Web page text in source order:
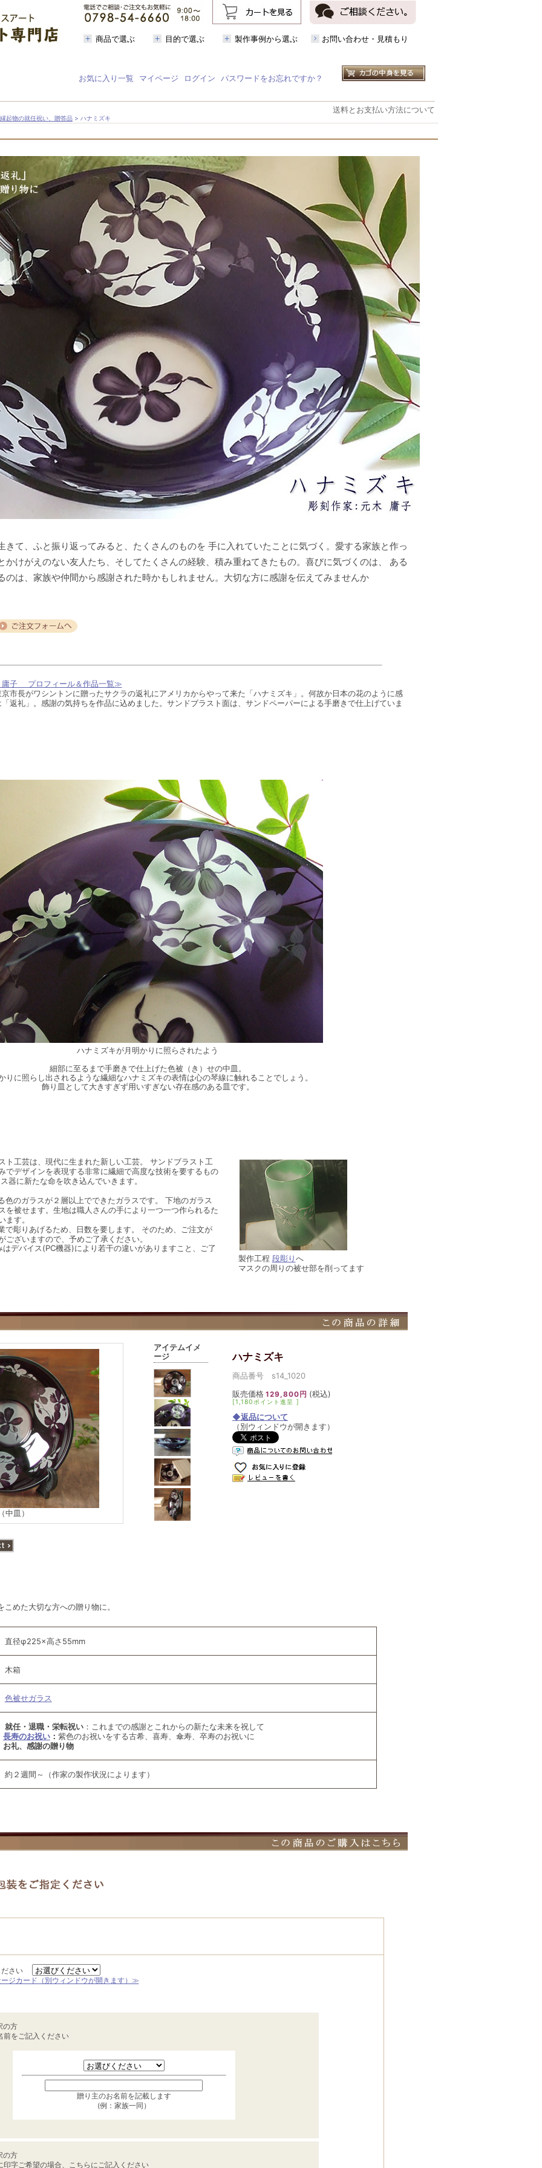
商品で選ぶ 目的で選ぶ 製作事例から選ぶ お問い合わせ・見積もり
お気に入り一覧 マイページ ログイン パスワードをお忘れですか？
送料とお支払い方法について
縁起物の就任祝い、贈答品 > ハナミズキ
きて、ふと振り返ってみると、たくさんのものを 手に入れていたことに気づく。愛する家族と作っ
かけがえのない友人たち、そしてたくさんの経験、積み重ねてきたもの。喜びに気づくのは、 ある
のは、家族や仲間から感謝された時かもしれません。大切な方に感謝を伝えてみませんか
子 プロフィール＆作品一覧≫
市長がワシントンに贈ったサクラの返礼にアメリカからやって来た「ハナミズキ」。何故か日本の花のように感
返礼」。感謝の気持ちを作品に込めました。サンドブラスト面は、サンドペーパーによる手磨きで仕上げていま
ハナミズキが月明かりに照らされたよう
細部に至るまで手磨きで仕上げた色被（き）せの中皿。
りに照らし出されるような繊細なハナミズキの表情は心の琴線に触れることでしょう。
飾り皿として大きすぎず用いすぎない存在感のある皿です。
ト工芸は、現代に生まれた新しい工芸。 サンドブラスト工
でデザインを表現する非常に繊細で高度な技術を要するもの
器に新たな命を吹き込んでいきます。
色のガラスが２層以上でできたガラスです。 下地のガラス
を被せます。生地は職人さんの手により一つ一つ作られるた
す。
彫りあげるため、日数を要します。 そのため、ご注文が
ざいますので、予めご了承ください。
デバイス(PC機器)により若干の違いがありますこと、ご了
製作工程 段彫りへ
マスクの周りの被せ部を削ってます
ハナミズキ
商品番号 s14_1020
販売価格 129,800円 (税込)
[1,180ポイント進呈 ]
◆返品について
（別ウィンドウが開きます）
アイテムイメ
ージ
中皿）
めた大切な方への贈り物に。
直径φ225×高さ55mm
木箱
色被せガラス
就任・退職・栄転祝い：これまでの感謝とこれからの新たな未来を祝して
長寿のお祝い ： 紫色のお祝いをする古希、喜寿、傘寿、卒寿のお祝いに
お礼、感謝の贈り物
約２週間～（作家の製作状況によります）
ださい
ジカード（別ウィンドウが開きます）≫
の方
前をご記入ください
贈り主のお名前を記載します
(例：家族一同）
の方
印字ご希望の場合、こちらにご記入ください